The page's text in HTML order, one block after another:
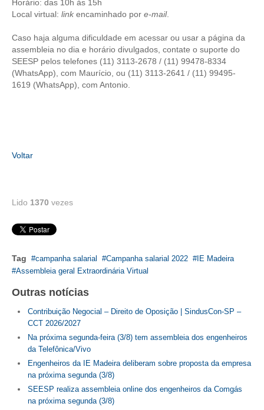
CONTRIBUIÇÃO SINDICAL URBANA
REVISÃO DE APOSENTADORIA
FGTS EXPURGOS
FGTS CORREÇÃO
HOMOLOGAÇÕES
PISO SALARIAL
OPORTUNIDADES
APRESENTAÇÃO
CARREIRA
AUTÔNOMOS E SERVIÇOS
Horário: das 10h às 15h
Local virtual: link encaminhado por e-mail.
Caso haja alguma dificuldade em acessar ou usar a página da
assembleia no dia e horário divulgados, contate o suporte do
SEESP pelos telefones (11) 3113-2678 / (11) 99478-8334
(WhatsApp), com Maurício, ou (11) 3113-2641 / (11) 99495-
1619 (WhatsApp), com Antonio.
Voltar
Lido 1370 vezes
Tag campanha salarial Campanha salarial 2022
IE Madeira
Assembleia geral Extraordinária Virtual
Outras notícias
Contribuição Negocial – Direito de Oposição | SindusCon-SP –
CCT 2026/2027
Na próxima segunda-feira (3/8) tem assembleia dos engenheiros
da Telefônica/Vivo
Engenheiros da IE Madeira deliberam sobre proposta da empresa
na próxima segunda (3/8)
SEESP realiza assembleia online dos engenheiros da Comgás
na próxima segunda (3/8)